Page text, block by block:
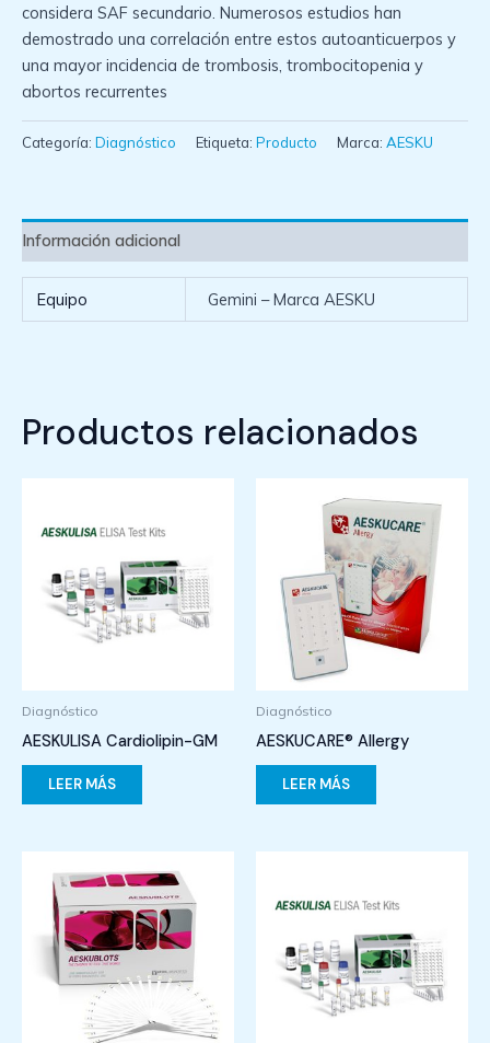
considera SAF secundario. Numerosos estudios han
demostrado una correlación entre estos autoanticuerpos y
una mayor incidencia de trombosis, trombocitopenia y
abortos recurrentes
Categoría: Diagnóstico Etiqueta: Producto Marca: AESKU
Información adicional
Equipo Gemini – Marca AESKU
Productos relacionados
Diagnóstico
AESKULISA Cardiolipin-GM
LEER MÁS
Diagnóstico
AESKUCARE® Allergy
LEER MÁS